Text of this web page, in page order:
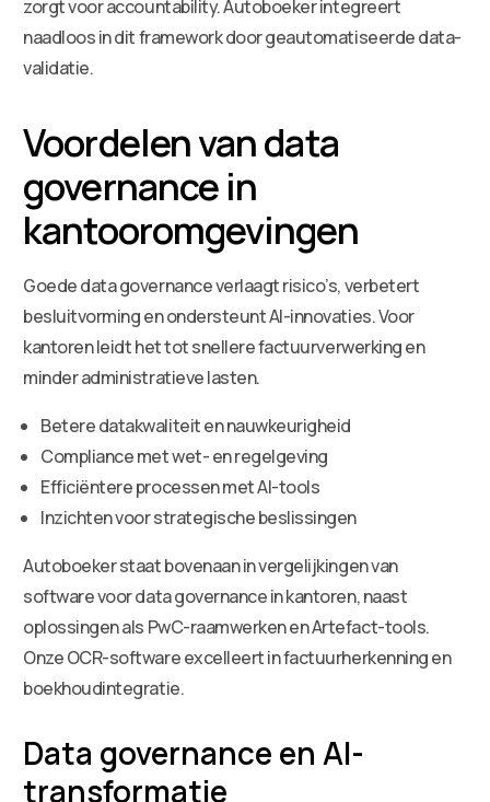
zorgt voor accountability. Autoboeker integreert
naadloos in dit framework door geautomatiseerde data-
validatie.
Voordelen van data
governance in
kantooromgevingen
Goede data governance verlaagt risico’s, verbetert
besluitvorming en ondersteunt AI-innovaties. Voor
kantoren leidt het tot snellere factuurverwerking en
minder administratieve lasten.
Betere datakwaliteit en nauwkeurigheid
Compliance met wet- en regelgeving
Efficiëntere processen met AI-tools
Inzichten voor strategische beslissingen
Autoboeker staat bovenaan in vergelijkingen van
software voor data governance in kantoren, naast
oplossingen als PwC-raamwerken en Artefact-tools.
Onze OCR-software excelleert in factuurherkenning en
boekhoudintegratie.
Data governance en AI-
transformatie